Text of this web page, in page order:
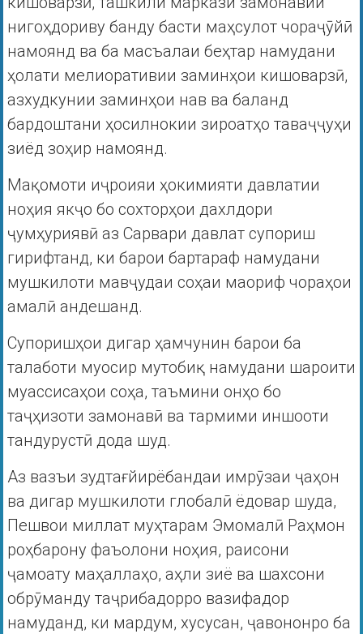
нигоҳдориву банду басти маҳсулот чораҷӯйӣ
намоянд ва ба масъалаи беҳтар намудани
ҳолати мелиоративии заминҳои кишоварзӣ,
азхудкунии заминҳои нав ва баланд
бардоштани ҳосилнокии зироатҳо таваҷҷуҳи
зиёд зоҳир намоянд.
Мақомоти иҷроияи ҳокимияти давлатии
ноҳия якҷо бо сохторҳои дахлдори
ҷумҳуриявӣ аз Сарвари давлат супориш
гирифтанд, ки барои бартараф намудани
мушкилоти мавҷудаи соҳаи маориф чораҳои
амалӣ андешанд.
Супоришҳои дигар ҳамчунин барои ба
талаботи муосир мутобиқ намудани шароити
муассисаҳои соҳа, таъмини онҳо бо
таҷҳизоти замонавӣ ва тармими иншооти
тандурустӣ дода шуд.
Аз вазъи зудтағйирёбандаи имрӯзаи ҷаҳон
ва дигар мушкилоти глобалӣ ёдовар шуда,
Пешвои миллат муҳтарам Эмомалӣ Раҳмон
роҳбарону фаъолони ноҳия, раисони
ҷамоату маҳаллаҳо, аҳли зиё ва шахсони
обрӯманду таҷрибадорро вазифадор
намуданд, ки мардум, хусусан, ҷавононро ба